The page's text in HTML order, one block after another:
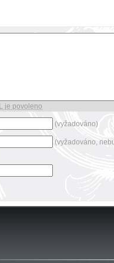
je povoleno
(vyžadováno)
(vyžadováno,